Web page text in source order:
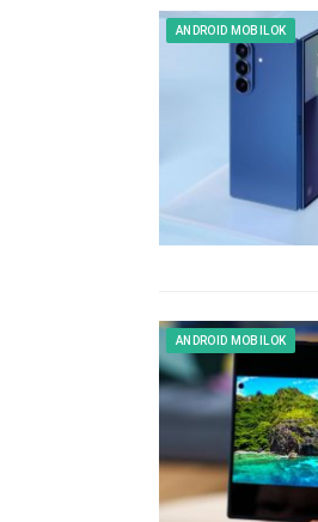
ANDROID MOBILOK
ANDROID MOBILOK